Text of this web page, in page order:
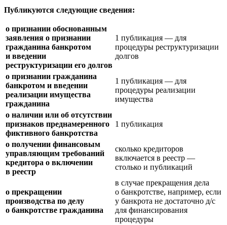
Публикуются следующие сведения:
о признании обоснованным
заявления о признании
гражданина банкротом
и введении
реструктуризации его долгов
1 публикация — для
процедуры реструктуризации
долгов
о признании гражданина
банкротом и введении
реализации имущества
гражданина
1 публикация — для
процедуры реализации
имущества
о наличии или об отсутствии
признаков преднамеренного
фиктивного банкротства
1 публикация
о получении финансовым
управляющим требований
кредитора о включении
в реестр
сколько кредиторов
включается в реестр —
столько и публикаций
о прекращении
производства по делу
о банкротстве гражданина
в случае прекращения дела
о банкротстве, например, если
у банкрота не достаточно д/с
для финансирования
процедуры